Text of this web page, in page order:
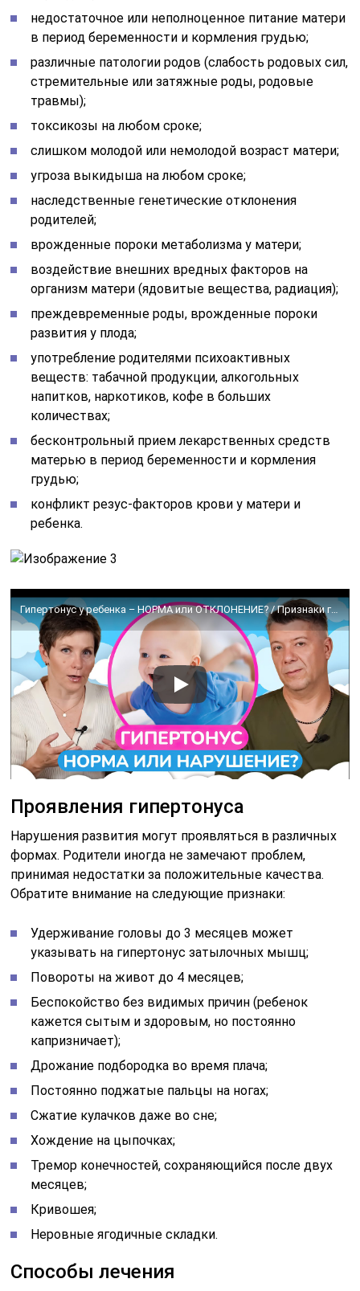
недостаточное или неполноценное питание матери
в период беременности и кормления грудью;
различные патологии родов (слабость родовых сил,
стремительные или затяжные роды, родовые
травмы);
токсикозы на любом сроке;
слишком молодой или немолодой возраст матери;
угроза выкидыша на любом сроке;
наследственные генетические отклонения
родителей;
врожденные пороки метаболизма у матери;
воздействие внешних вредных факторов на
организм матери (ядовитые вещества, радиация);
преждевременные роды, врожденные пороки
развития у плода;
употребление родителями психоактивных
веществ: табачной продукции, алкогольных
напитков, наркотиков, кофе в больших
количествах;
бесконтрольный прием лекарственных средств
матерью в период беременности и кормления
грудью;
конфликт резус-факторов крови у матери и
ребенка.
Гипертонус у ребенка – НОРМА или ОТКЛОНЕНИЕ? / Признаки гипертонуса у новорожденного
Проявления гипертонуса
Нарушения развития могут проявляться в различных
формах. Родители иногда не замечают проблем,
принимая недостатки за положительные качества.
Обратите внимание на следующие признаки:
Удерживание головы до 3 месяцев может
указывать на гипертонус затылочных мышц;
Повороты на живот до 4 месяцев;
Беспокойство без видимых причин (ребенок
кажется сытым и здоровым, но постоянно
капризничает);
Дрожание подбородка во время плача;
Постоянно поджатые пальцы на ногах;
Сжатие кулачков даже во сне;
Хождение на цыпочках;
Тремор конечностей, сохраняющийся после двух
месяцев;
Кривошея;
Неровные ягодичные складки.
Способы лечения